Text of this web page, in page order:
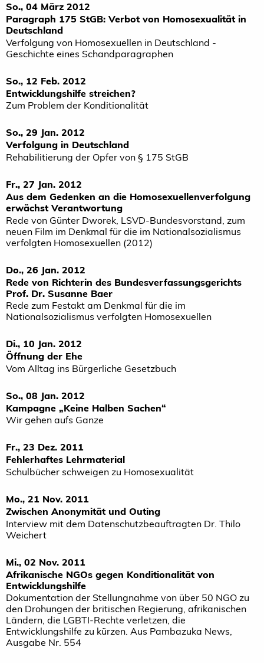
So., 04 März 2012
Paragraph 175 StGB: Verbot von Homosexualität in
Deutschland
Verfolgung von Homosexuellen in Deutschland -
Geschichte eines Schandparagraphen
So., 12 Feb. 2012
Entwicklungshilfe streichen?
Zum Problem der Konditionalität
So., 29 Jan. 2012
Verfolgung in Deutschland
Rehabilitierung der Opfer von § 175 StGB
Fr., 27 Jan. 2012
Aus dem Gedenken an die Homosexuellenverfolgung
erwächst Verantwortung
Rede von Günter Dworek, LSVD-Bundesvorstand, zum
neuen Film im Denkmal für die im Nationalsozialismus
verfolgten Homosexuellen (2012)
Do., 26 Jan. 2012
Rede von Richterin des Bundesverfassungsgerichts
Prof. Dr. Susanne Baer
Rede zum Festakt am Denkmal für die im
Nationalsozialismus verfolgten Homosexuellen
Di., 10 Jan. 2012
Öffnung der Ehe
Vom Alltag ins Bürgerliche Gesetzbuch
So., 08 Jan. 2012
Kampagne „Keine Halben Sachen“
Wir gehen aufs Ganze
Fr., 23 Dez. 2011
Fehlerhaftes Lehrmaterial
Schulbücher schweigen zu Homosexualität
Mo., 21 Nov. 2011
Zwischen Anonymität und Outing
Interview mit dem Datenschutzbeauftragten Dr. Thilo
Weichert
Mi., 02 Nov. 2011
Afrikanische NGOs gegen Konditionalität von
Entwicklungshilfe
Dokumentation der Stellungnahme von über 50 NGO zu
den Drohungen der britischen Regierung, afrikanischen
Ländern, die LGBTI-Rechte verletzen, die
Entwicklungshilfe zu kürzen. Aus Pambazuka News,
Ausgabe Nr. 554